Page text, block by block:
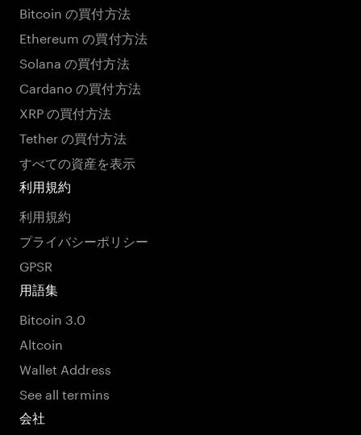
Bitcoin の買付方法
Ethereum の買付方法
Solana の買付方法
Cardano の買付方法
XRP の買付方法
Tether の買付方法
すべての資産を表示
利用規約
利用規約
プライバシーポリシー
GPSR
用語集
Bitcoin 3.0
Altcoin
Wallet Address
See all termins
会社